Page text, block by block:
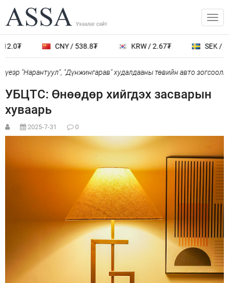
CNY / 538.8₮ KRW / 2.67₮ SEK /
"Нарантуул", "Дүнжингарав" худалдааны төвийн авто зогсоолыг
УБЦТС: Өнөөдөр хийгдэх засварын
хуваарь
2025-7-31 0